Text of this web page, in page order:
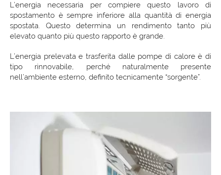
L’energia necessaria per compiere questo lavoro di
spostamento è sempre inferiore alla quantità di energia
spostata. Questo determina un rendimento tanto più
elevato quanto più questo rapporto è grande.
L’energia prelevata e trasferita dalle pompe di calore è di
tipo rinnovabile, perché naturalmente presente
nell’ambiente esterno, definito tecnicamente “sorgente”.